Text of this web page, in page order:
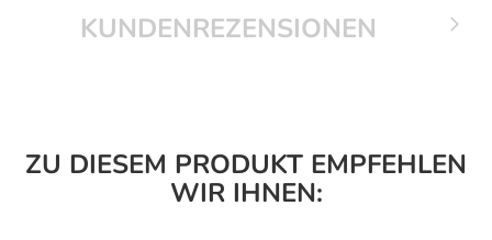
KUNDENREZENSIONEN
ZU DIESEM PRODUKT EMPFEHLEN
WIR IHNEN: